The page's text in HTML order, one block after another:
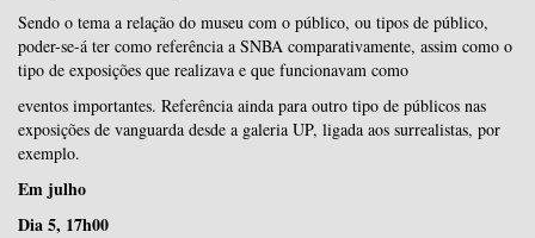
Sendo o tema a relação do museu com o público, ou tipos de público,
poder-se-á ter como referência a SNBA comparativamente, assim como o
tipo de exposições que realizava e que funcionavam como
eventos importantes. Referência ainda para outro tipo de públicos nas
exposições de vanguarda desde a galeria UP, ligada aos surrealistas, por
exemplo.
Em julho
Dia 5, 17h00